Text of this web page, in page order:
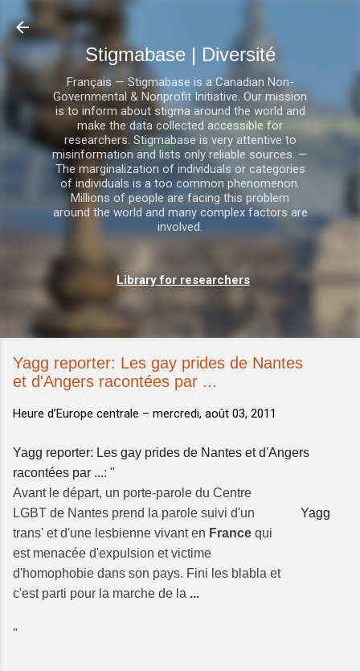
Stigmabase | Diversité
Français — Stigmabase is a Canadian Non-
Governmental & Nonprofit Initiative. Our mission
is to inform about stigma around the world and
make the data collected accessible for
researchers. Stigmabase is very attentive to
misinformation and lists only reliable sources. —
The marginalization of individuals or categories
of individuals is a too common phenomenon.
Millions of people are facing this problem
around the world and many complex factors are
involved.
Library for researchers
Yagg reporter: Les gay prides de Nantes
et d'Angers racontées par ...
Heure d’Europe centrale – mercredi, août 03, 2011
Yagg reporter: Les gay prides de Nantes et d'Angers
racontées par ...: "
Avant le départ, un porte-parole du Centre
LGBT de Nantes prend la parole suivi d'un
trans' et d'une lesbienne vivant en France qui
est menacée d'expulsion et victime
d'homophobie dans son pays. Fini les blabla et
c'est parti pour la marche de la ...
Yagg
"